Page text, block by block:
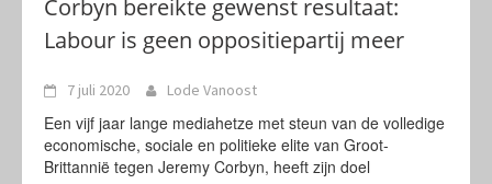
Corbyn bereikte gewenst resultaat:
Labour is geen oppositiepartij meer
7 juli 2020 Lode Vanoost
Een vijf jaar lange mediahetze met steun van de volledige
economische, sociale en politieke elite van Groot-
Brittannië tegen Jeremy Corbyn, heeft zijn doel